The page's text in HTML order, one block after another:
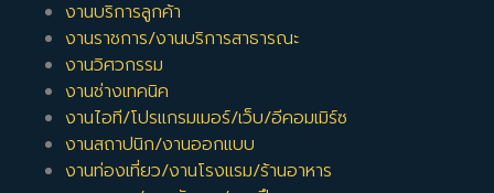
งานบริการลูกค้า
งานราชการ/งานบริการสาธารณะ
งานวิศวกรรม
งานช่างเทคนิค
งานไอที/โปรแกรมเมอร์/เว็บ/อีคอมเมิร์ซ
งานสถาปนิก/งานออกแบบ
งานท่องเที่ยว/งานโรงแรม/ร้านอาหาร